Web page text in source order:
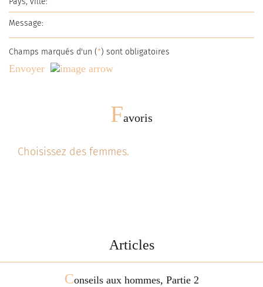
Champs marqués d'un (*) sont obligatoires
Envoyer
Favoris
Choisissez des femmes.
Articles
Conseils aux hommes, Partie 2